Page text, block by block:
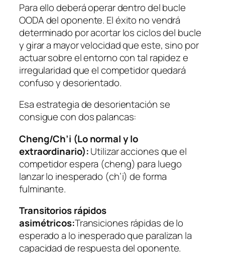
Para ello deberá operar dentro del bucle
OODA del oponente. El éxito no vendrá
determinado por acortar los ciclos del bucle
y girar a mayor velocidad que este, sino por
actuar sobre el entorno con tal rapidez e
irregularidad que el competidor quedará
confuso y desorientado.
Esa estrategia de desorientación se
consigue con dos palancas:
Cheng/Ch’i (Lo normal y lo
extraordinario):Utilizar acciones que el
competidor espera (cheng) para luego
lanzar lo inesperado (ch’i) de forma
fulminante.
Transitorios rápidos
asimétricos:Transiciones rápidas de lo
esperado a lo inesperado que paralizan la
capacidad de respuesta del oponente.